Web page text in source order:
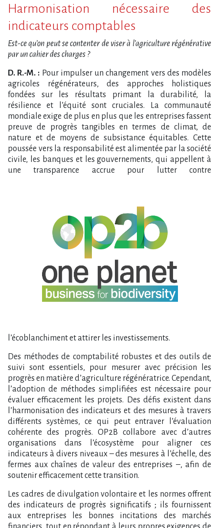
Harmonisation nécessaire des
indicateurs comptables
Est-ce qu’on peut se contenter de viser à l’agriculture régénérative
par un cahier des charges ?
D. R.-M. : Pour impulser un changement vers des modèles
agricoles régénérateurs, des approches holistiques
fondées sur les résultats primant la durabilité, la
résilience et l’équité sont cruciales. La communauté
mondiale exige de plus en plus que les entreprises fassent
preuve de progrès tangibles en termes de climat, de
nature et de moyens de subsistance équitables. Cette
poussée vers la responsabilité est alimentée par la société
civile, les banques et les gouvernements, qui appellent à
une transparence accrue pour lutter contre
l’écoblanchiment et attirer les investissements.
Des méthodes de comptabilité robustes et des outils de
suivi sont essentiels, pour mesurer avec précision les
progrès en matière d’agriculture régénératrice. Cependant,
l’adoption de méthodes simplifiées est nécessaire pour
évaluer efficacement les projets. Des défis existent dans
l’harmonisation des indicateurs et des mesures à travers
différents systèmes, ce qui peut entraver l’évaluation
cohérente des progrès. OP2B collabore avec d’autres
organisations dans l’écosystème pour aligner ces
indicateurs à divers niveaux – des mesures à l’échelle, des
fermes aux chaînes de valeur des entreprises –, afin de
soutenir efficacement cette transition.
Les cadres de divulgation volontaire et les normes offrent
des indicateurs de progrès significatifs ; ils fournissent
aux entreprises les bonnes incitations des marchés